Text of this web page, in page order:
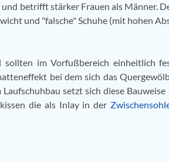
betrifft stärker Frauen als Männer.
und "falsche" Schuhe (mit hohen
sollten im Vorfußbereich einheitlich
bei dem sich das
setzt sich diese Bauweise
die als Inlay in der